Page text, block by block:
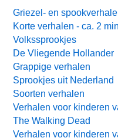
Griezel- en
Korte verhalen - ca. 2
Volkssprookjes
De Vliegende Hollander
Grappige verhalen
Sprookjes uit Nederland
Soorten verhalen
Verhalen voor kinderen
The Walking Dead
Verhalen voor kinderen